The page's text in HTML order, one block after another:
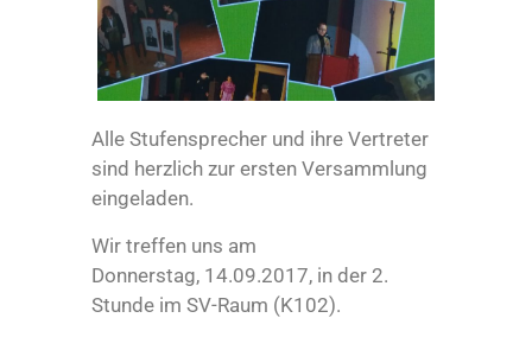
Alle Stufensprecher und ihre Vertreter
sind herzlich zur ersten Versammlung
eingeladen.
Wir treffen uns am
Donnerstag, 14.09.2017, in der 2.
Stunde im SV-Raum (K102).